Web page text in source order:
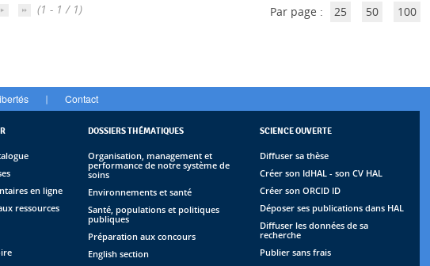
(1 - 1 / 1) Par page : 25 50 100
| Contact
en ligne
ressources
DOSSIERS THÉMATIQUES
Organisation, management et
performance de notre système de
soins
Environnements et santé
Santé, populations et politiques
publiques
Préparation aux concours
English section
SCIENCE OUVERTE
Diffuser sa thèse
Créer son IdHAL - son CV HAL
Créer son ORCID ID
Déposer ses publications dans HAL
Diffuser les données de sa
recherche
Publier sans frais